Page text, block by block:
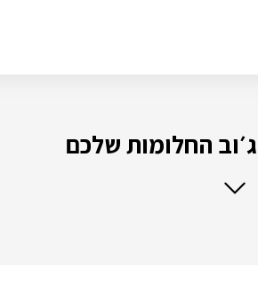
החלומות שלכם